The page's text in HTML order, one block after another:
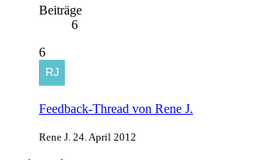
Beiträge
6
6
Feedback-Thread von Rene J.
Rene J. 24. April 2012